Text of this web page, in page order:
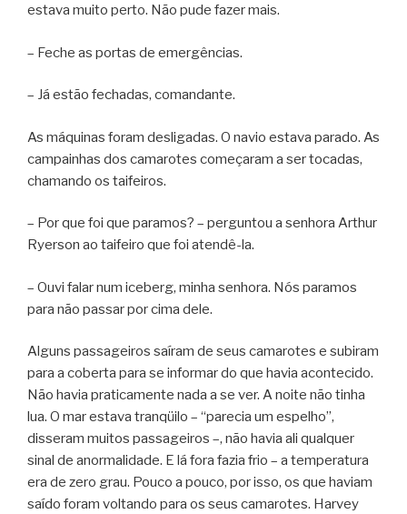
estava muito perto. Não pude fazer mais.
– Feche as portas de emergências.
– Já estão fechadas, comandante.
As máquinas foram desligadas. O navio estava parado. As
campainhas dos camarotes começaram a ser tocadas,
chamando os taifeiros.
– Por que foi que paramos? – perguntou a senhora Arthur
Ryerson ao taifeiro que foi atendê-la.
– Ouvi falar num iceberg, minha senhora. Nós paramos
para não passar por cima dele.
Alguns passageiros saíram de seus camarotes e subiram
para a coberta para se informar do que havia acontecido.
Não havia praticamente nada a se ver. A noite não tinha
lua. O mar estava tranqüilo – “parecia um espelho”,
disseram muitos passageiros –, não havia ali qualquer
sinal de anormalidade. E lá fora fazia frio – a temperatura
era de zero grau. Pouco a pouco, por isso, os que haviam
saído foram voltando para os seus camarotes. Harvey